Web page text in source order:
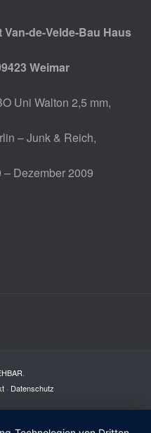
de-Velde-Bau Haus
Weimar
Uni Walton 2,5 mm,
– Junk & Reich,
Dezember 2009
· Datenschutz